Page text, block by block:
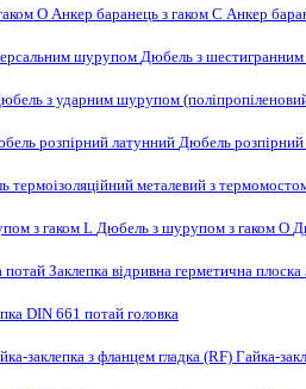
O Анкер баранець з гаком С Анкер
шурупом Дюбель з
з ударним шурупом
розпірний латуннийДюбель
термоізоляційний металевий з
з гаком L Дюбель з шурупом з гаком O
потай Заклепка відривна герметична плоска
DIN 661 потай головка
заклепка з фланцем гладка (RF) Гайка-